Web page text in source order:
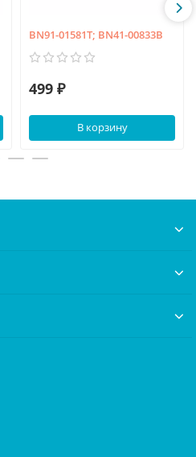
BN91-01581T; BN41-00833B
499 ₽
В корзину